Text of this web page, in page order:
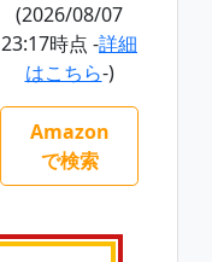
(2026/08/07
23:17時点 -詳細
はこちら-)
Amazon
で検索